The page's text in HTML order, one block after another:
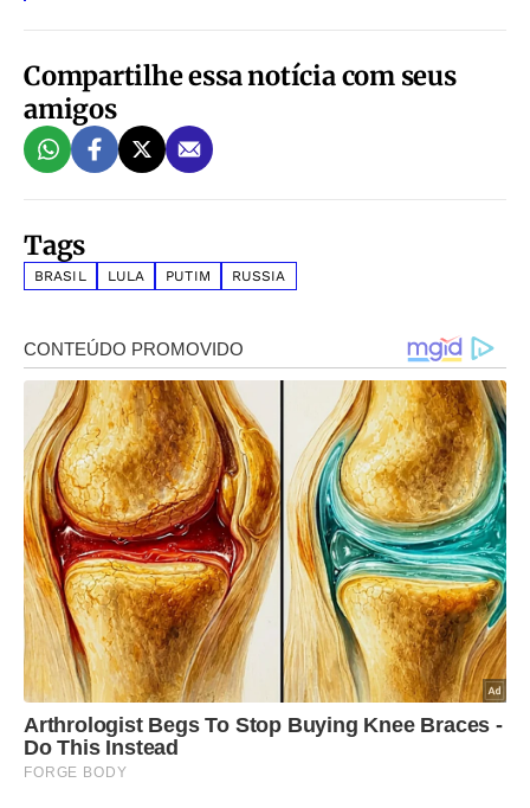
Compartilhe essa notícia com seus
amigos
Tags
BRASIL LULA PUTIM RUSSIA